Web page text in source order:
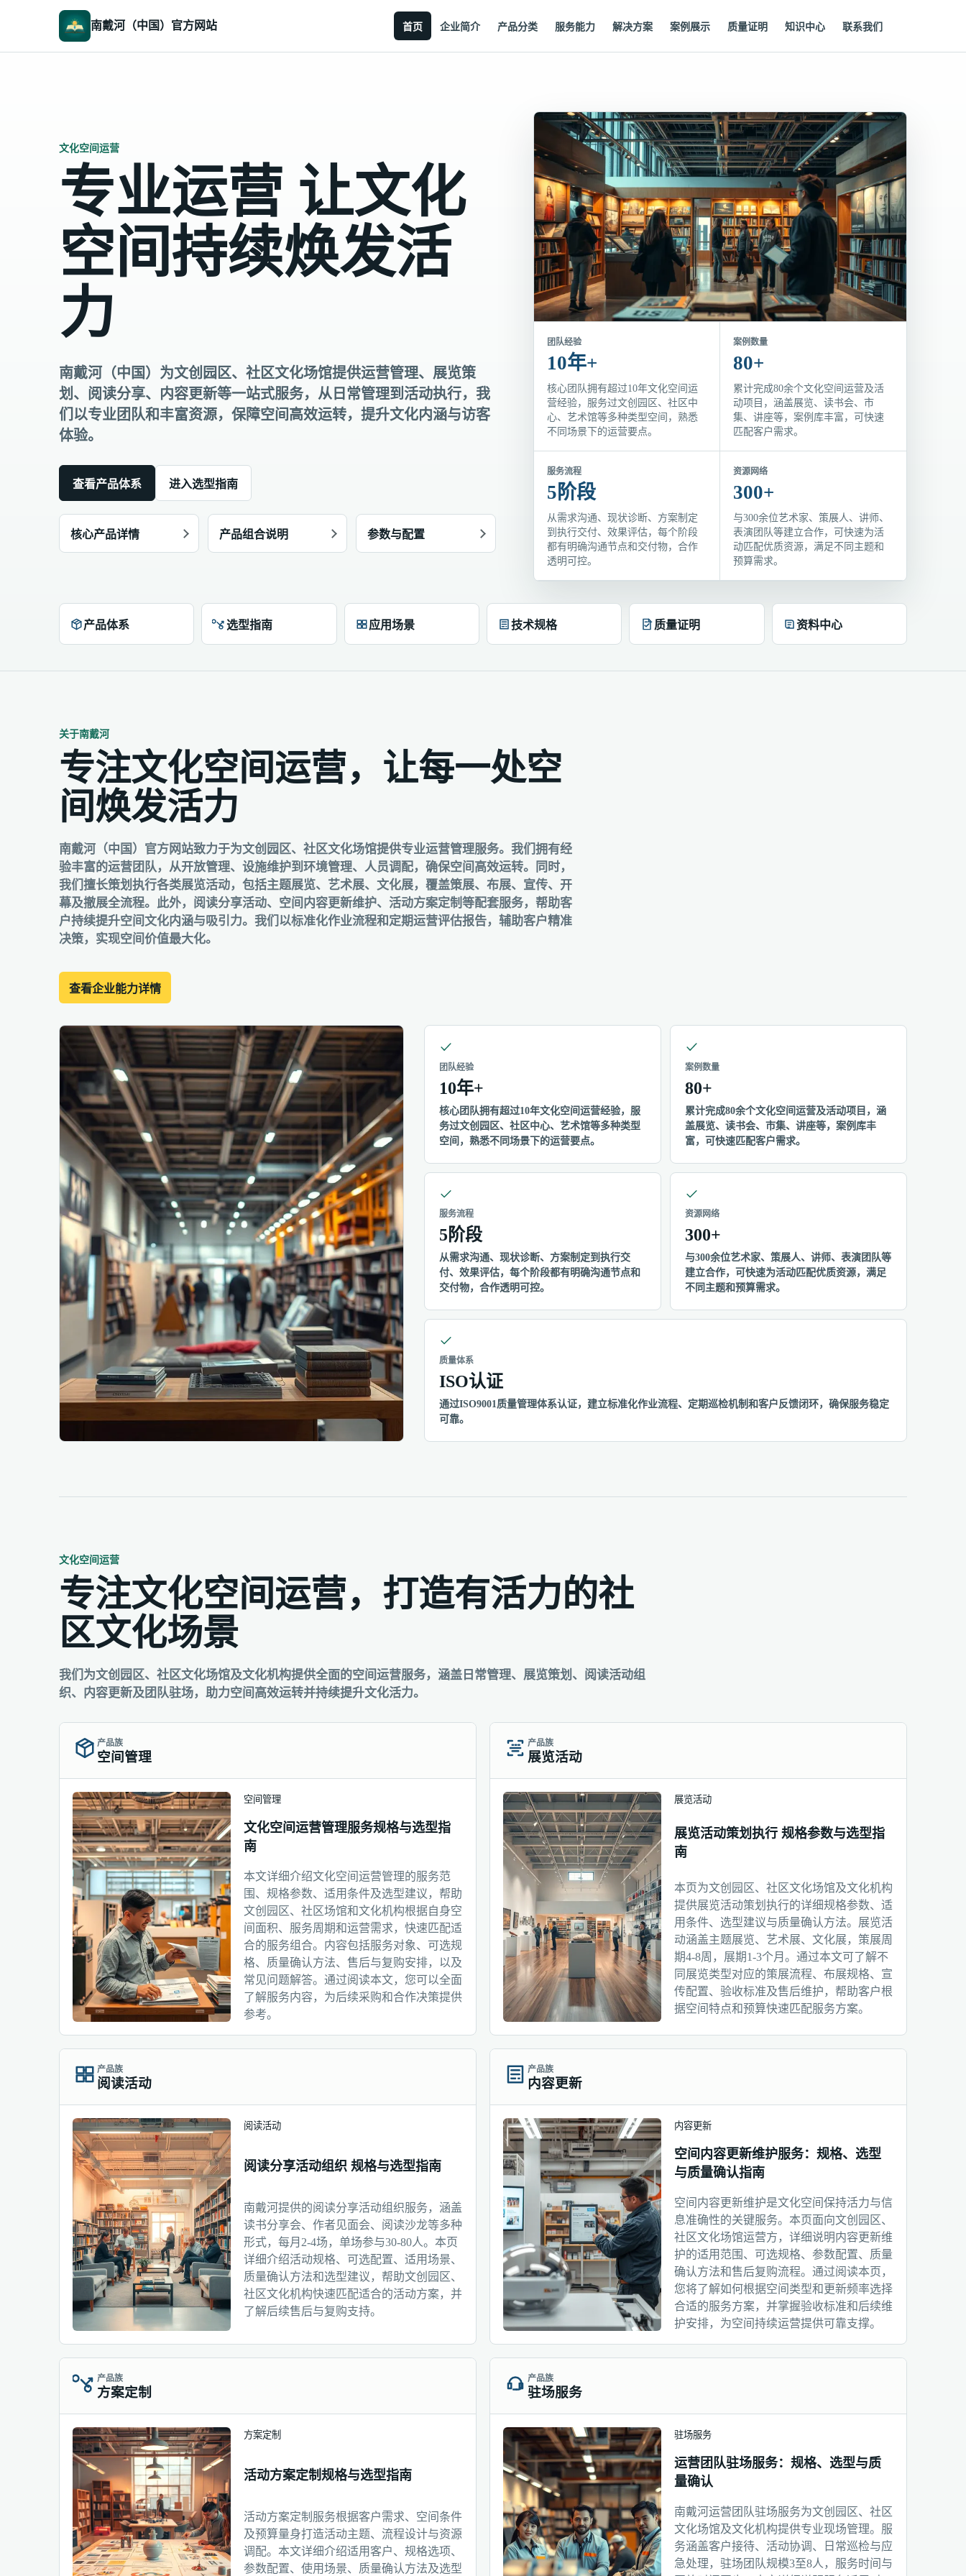
南戴河（中国）官方网站 首页 企业简介 产品分类 服务能力 解决方案 案例展示 质量证明 知识中心 联系我们
文化空间运营
专业运营 让文化
空间持续焕发活
力
南戴河（中国）为文创园区、社区文化场馆提供运营管理、展览策
划、阅读分享、内容更新等一站式服务，从日常管理到活动执行，我
们以专业团队和丰富资源，保障空间高效运转，提升文化内涵与访客
体验。
查看产品体系 进入选型指南
核心产品详情 产品组合说明 参数与配置
团队经验
10年+
核心团队拥有超过10年文化空间运
营经验，服务过文创园区、社区中
心、艺术馆等多种类型空间，熟悉
不同场景下的运营要点。
案例数量
80+
累计完成80余个文化空间运营及活
动项目，涵盖展览、读书会、市
集、讲座等，案例库丰富，可快速
匹配客户需求。
服务流程
5阶段
从需求沟通、现状诊断、方案制定
到执行交付、效果评估，每个阶段
都有明确沟通节点和交付物，合作
透明可控。
资源网络
300+
与300余位艺术家、策展人、讲师、
表演团队等建立合作，可快速为活
动匹配优质资源，满足不同主题和
预算需求。
产品体系 选型指南 应用场景 技术规格 质量证明 资料中心
关于南戴河
专注文化空间运营，让每一处空
间焕发活力
南戴河（中国）官方网站致力于为文创园区、社区文化场馆提供专业运营管理服务。我们拥有经
验丰富的运营团队，从开放管理、设施维护到环境管理、人员调配，确保空间高效运转。同时，
我们擅长策划执行各类展览活动，包括主题展览、艺术展、文化展，覆盖策展、布展、宣传、开
幕及撤展全流程。此外，阅读分享活动、空间内容更新维护、活动方案定制等配套服务，帮助客
户持续提升空间文化内涵与吸引力。我们以标准化作业流程和定期运营评估报告，辅助客户精准
决策，实现空间价值最大化。
查看企业能力详情
团队经验
10年+
核心团队拥有超过10年文化空间运营经验，服
务过文创园区、社区中心、艺术馆等多种类型
空间，熟悉不同场景下的运营要点。
案例数量
80+
累计完成80余个文化空间运营及活动项目，涵
盖展览、读书会、市集、讲座等，案例库丰
富，可快速匹配客户需求。
服务流程
5阶段
从需求沟通、现状诊断、方案制定到执行交
付、效果评估，每个阶段都有明确沟通节点和
交付物，合作透明可控。
资源网络
300+
与300余位艺术家、策展人、讲师、表演团队等
建立合作，可快速为活动匹配优质资源，满足
不同主题和预算需求。
质量体系
ISO认证
通过ISO9001质量管理体系认证，建立标准化作业流程、定期巡检机制和客户反馈闭环，确保服务稳定
可靠。
文化空间运营
专注文化空间运营，打造有活力的社
区文化场景
我们为文创园区、社区文化场馆及文化机构提供全面的空间运营服务，涵盖日常管理、展览策划、阅读活动组
织、内容更新及团队驻场，助力空间高效运转并持续提升文化活力。
产品族
空间管理
空间管理
文化空间运营管理服务规格与选型指
南
本文详细介绍文化空间运营管理的服务范
围、规格参数、适用条件及选型建议，帮助
文创园区、社区场馆和文化机构根据自身空
间面积、服务周期和运营需求，快速匹配适
合的服务组合。内容包括服务对象、可选规
格、质量确认方法、售后与复购安排，以及
常见问题解答。通过阅读本文，您可以全面
了解服务内容，为后续采购和合作决策提供
参考。
产品族
展览活动
展览活动
展览活动策划执行 规格参数与选型指
南
本页为文创园区、社区文化场馆及文化机构
提供展览活动策划执行的详细规格参数、适
用条件、选型建议与质量确认方法。展览活
动涵盖主题展览、艺术展、文化展，策展周
期4-8周，展期1-3个月。通过本文可了解不
同展览类型对应的策展流程、布展规格、宣
传配置、验收标准及售后维护，帮助客户根
据空间特点和预算快速匹配服务方案。
产品族
阅读活动
阅读活动
阅读分享活动组织 规格与选型指南
南戴河提供的阅读分享活动组织服务，涵盖
读书分享会、作者见面会、阅读沙龙等多种
形式，每月2-4场，单场参与30-80人。本页
详细介绍活动规格、可选配置、适用场景、
质量确认方法和选型建议，帮助文创园区、
社区文化机构快速匹配适合的活动方案，并
了解后续售后与复购支持。
产品族
内容更新
内容更新
空间内容更新维护服务：规格、选型
与质量确认指南
空间内容更新维护是文化空间保持活力与信
息准确性的关键服务。本页面向文创园区、
社区文化场馆运营方，详细说明内容更新维
护的适用范围、可选规格、参数配置、质量
确认方法和售后复购流程。通过阅读本页，
您将了解如何根据空间类型和更新频率选择
合适的服务方案，并掌握验收标准和后续维
护安排，为空间持续运营提供可靠支撑。
产品族
方案定制
方案定制
活动方案定制规格与选型指南
活动方案定制服务根据客户需求、空间条件
及预算量身打造活动主题、流程设计与资源
调配。本文详细介绍适用客户、规格选项、
参数配置、使用场景、质量确认方法及选型
产品族
驻场服务
驻场服务
运营团队驻场服务：规格、选型与质
量确认
南戴河运营团队驻场服务为文创园区、社区
文化场馆及文化机构提供专业现场管理。服
务涵盖客户接待、活动协调、日常巡检与应
急处理，驻场团队规模3至8人，服务时间与